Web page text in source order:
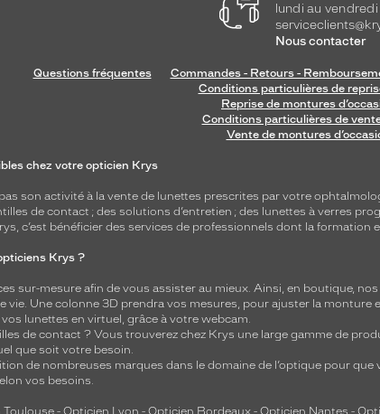
lundi au vendredi
Nous contacter
Questions fréquentes Commandes - Retours -
Conditions particulières de
Reprise de montures
Conditions particulières de
Vente de montures
chez votre opticien Krys
son activité à la vente de lunettes prescrites par votre
de contact ; des solutions d’entretien ; des lunettes à verres
c’est bénéficier des services de professionnels dont la
Krys ?
sur-mesure afin de vous assister au mieux. Ainsi, en boutique,
vie. Une colonne 3D prendra vos mesures, pour ajuster la
lunettes en virtuel, grâce à votre webcam.
de contact ? Vous trouverez chez Krys une large gamme de
que soit votre besoin.
de nombreuses marques dans le domaine de l’optique pour
vos besoins.
Toulouse - Opticien Lyon - Opticien Bordeaux - Opticien Nantes -